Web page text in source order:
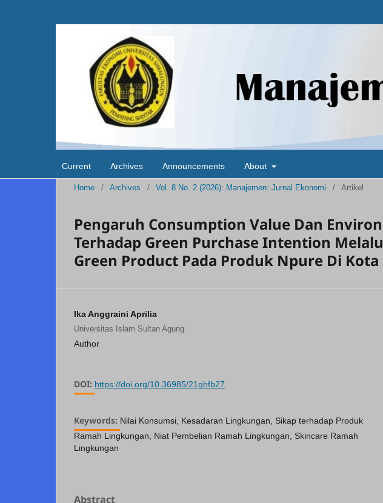
Current Archives Announcements About
Home / Archives / Vol. 8 No. 2 (2026): Manajemen: Jurnal Ekonomi / Artikel
Pengaruh Consumption Value Dan
Terhadap Green Purchase Intention
Green Product Pada Produk Npure Di Kota
Ika Anggraini Aprilia
Universitas Islam Sultan Agung
Author
DOI: https://doi.org/10.36985/21ghfb27
Keywords: Nilai Konsumsi, Kesadaran Lingkungan, Sikap terhadap Produk
Ramah Lingkungan, Niat Pembelian Ramah Lingkungan, Skincare Ramah
Lingkungan
Abstract